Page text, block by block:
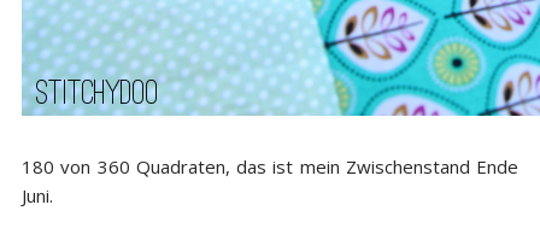
180 von 360 Quadraten, das ist mein Zwischenstand Ende
Juni.